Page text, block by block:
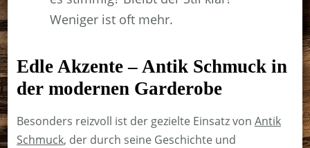
Weniger ist oft mehr.
Edle Akzente – Antik Schmuck in
der modernen Garderobe
Besonders reizvoll ist der gezielte Einsatz von Antik
Schmuck, der durch seine Geschichte und